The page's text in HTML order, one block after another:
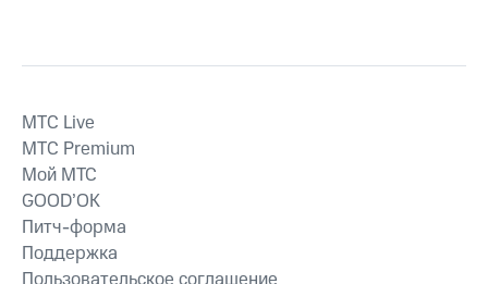
MTС Live
MTС Premium
Мой МТС
GOOD’OK
Питч-форма
Поддержка